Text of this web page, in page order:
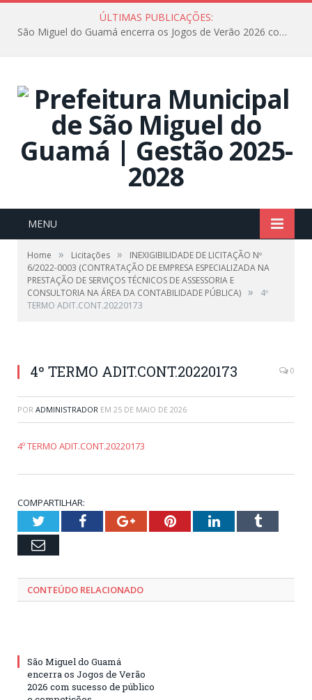
ÚLTIMAS PUBLICAÇÕES:
São Miguel do Guamá encerra os Jogos de Verão 2026 com sucesso de público e competições.
MENU
Home » Licitações »
INEXIGIBILIDADE DE LICITAÇÃO Nº
6/2022-0003 (CONTRATAÇÃO DE EMPRESA ESPECIALIZADA NA
PRESTAÇÃO DE SERVIÇOS TÉCNICOS DE ASSESSORIA E
CONSULTORIA NA ÁREA DA CONTABILIDADE PÚBLICA) »
4º
TERMO ADIT.CONT.20220173
4º TERMO ADIT.CONT.20220173 0
POR ADMINISTRADOR EM 25 DE MAIO DE 2026
4º TERMO ADIT.CONT.20220173
COMPARTILHAR:
TwitterFacebookGoogle+PinterestLinkedInTumblr
Email
CONTEÚDO RELACIONADO
São Miguel do Guamá
encerra os Jogos de Verão
2026 com sucesso de público